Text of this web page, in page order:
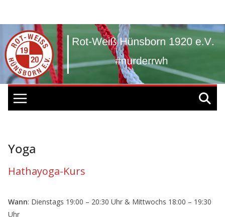
springen
Yoga
Hathayoga-Kurs
Wann: Dienstags 19:00 – 20:30 Uhr & Mittwochs 18:00 – 19:30
Uhr